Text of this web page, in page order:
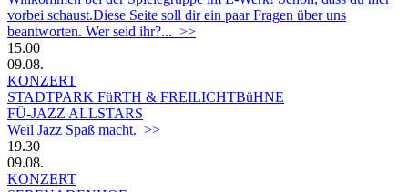
vorbei schaust.Diese Seite soll dir ein paar Fragen über uns
beantworten. Wer seid ihr?... >>
15.00
09.08.
KONZERT
STADTPARK FüRTH & FREILICHTBüHNE
FÜ-JAZZ ALLSTARS
Weil Jazz Spaß macht. >>
19.30
09.08.
KONZERT